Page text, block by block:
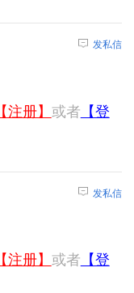
发私信
【注册】 或者 【登
发私信
【注册】 或者 【登